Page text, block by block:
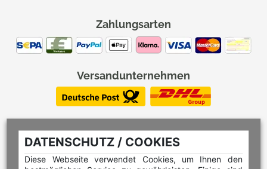
DATENSCHUTZ / COOKIES
Diese Webseite verwendet Cookies, um Ihnen den
Zahlungsarten
Versandunternehmen